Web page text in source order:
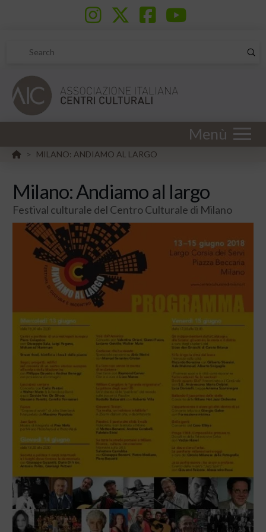
Search
Menù
HOME
> MILANO: ANDIAMO AL LARGO
Milano: Andiamo al largo
Festival culturale del Centro Culturale di Milano